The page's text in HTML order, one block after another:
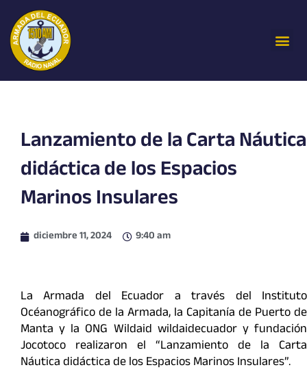
contenido
Lanzamiento de la Carta Náutica
didáctica de los Espacios
Marinos Insulares
diciembre 11, 2024 9:40 am
La Armada del Ecuador a través del Instituto
Océanográfico de la Armada, la Capitanía de Puerto de
Manta y la ONG Wildaid wildaidecuador y fundación
Jocotoco realizaron el “Lanzamiento de la Carta
Náutica didáctica de los Espacios Marinos Insulares”.